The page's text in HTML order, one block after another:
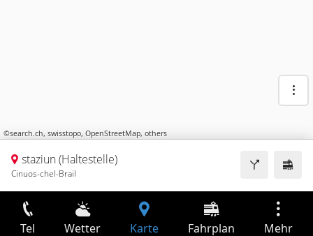
©search.ch, swisstopo, OpenStreetMap, others
staziun (Haltestelle)
Cinuos-chel-Brail
Tel Wetter Karte Fahrplan Mehr